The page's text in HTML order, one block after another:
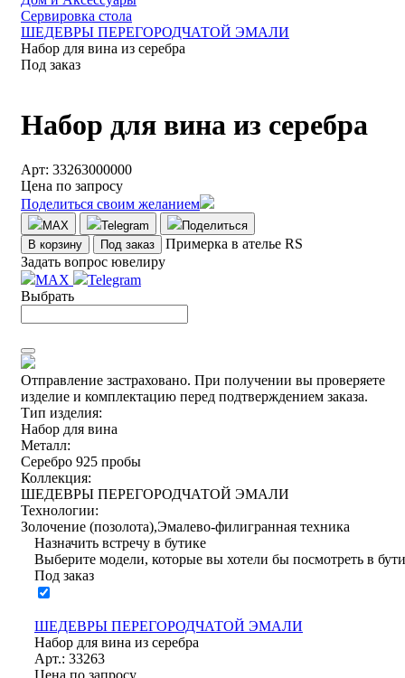
Сервировка стола
ШЕДЕВРЫ ПЕРЕГОРОДЧАТОЙ ЭМАЛИ
Набор для вина из серебра
Под заказ
Набор для вина из серебра
Арт: 33263000000
Цена по запросу
Поделиться своим желанием
MAX Telegram
Поделиться
В корзину
Под заказ
Примерка в ателье RS
Задать вопрос ювелиру
MAX
Telegram
Выбрать
Отправление застраховано. При получении вы проверяете
изделие и комплектацию перед подтверждением заказа.
Тип изделия:
Набор для вина
Металл:
Серебро 925 пробы
Коллекция:
ШЕДЕВРЫ ПЕРЕГОРОДЧАТОЙ ЭМАЛИ
Технологии:
Золочение (позолота),Эмалево-филигранная техника
Назначить встречу в бутике
Выберите модели, которые вы хотели бы посмотреть в
Под заказ
ШЕДЕВРЫ ПЕРЕГОРОДЧАТОЙ ЭМАЛИ
Набор для вина из серебра
Арт.: 33263
Цена по запросу